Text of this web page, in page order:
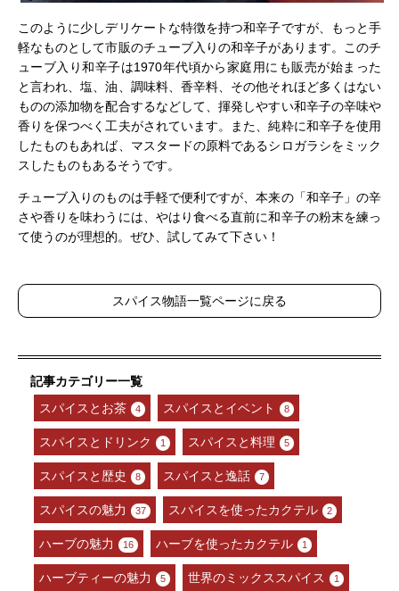
このように少しデリケートな特徴を持つ和辛子ですが、もっと手
軽なものとして市販のチューブ入りの和辛子があります。このチ
ューブ入り和辛子は1970年代頃から家庭用にも販売が始まった
と言われ、塩、油、調味料、香辛料、その他それほど多くはない
ものの添加物を配合するなどして、揮発しやすい和辛子の辛味や
香りを保つべく工夫がされています。また、純粋に和辛子を使用
したものもあれば、マスタードの原料であるシロガラシをミック
スしたものもあるそうです。
チューブ入りのものは手軽で便利ですが、本来の「和辛子」の辛
さや香りを味わうには、やはり食べる直前に和辛子の粉末を練っ
て使うのが理想的。ぜひ、試してみて下さい！
スパイス物語一覧ページに戻る
スパイスとお茶 4 スパイスとイベント 8
スパイスとドリンク 1 スパイスと料理 5
スパイスと歴史 8 スパイスと逸話 7
スパイスの魅力 37 スパイスを使ったカクテル 2
ハーブの魅力 16 ハーブを使ったカクテル 1
ハーブティーの魅力 5 世界のミックススパイス 1